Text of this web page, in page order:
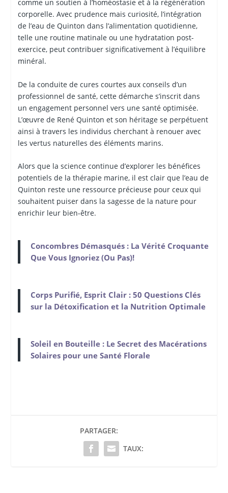
comme un soutien à l’homéostasie et à la régénération
corporelle. Avec prudence mais curiosité, l’intégration
de l’eau de Quinton dans l’alimentation quotidienne,
telle une routine matinale ou une hydratation post-
exercice, peut contribuer significativement à l’équilibre
minéral.
De la conduite de cures courtes aux conseils d’un
professionnel de santé, cette démarche s’inscrit dans
un engagement personnel vers une santé optimisée.
L’œuvre de René Quinton et son héritage se perpétuent
ainsi à travers les individus cherchant à renouer avec
les vertus naturelles des éléments marins.
Alors que la science continue d’explorer les bénéfices
potentiels de la thérapie marine, il est clair que l’eau de
Quinton reste une ressource précieuse pour ceux qui
souhaitent puiser dans la sagesse de la nature pour
enrichir leur bien-être.
Concombres Démasqués : La Vérité Croquante
Que Vous Ignoriez (Ou Pas)!
Corps Purifié, Esprit Clair : 50 Questions Clés
sur la Détoxification et la Nutrition Optimale
Soleil en Bouteille : Le Secret des Macérations
Solaires pour une Santé Florale
PARTAGER:
TAUX: